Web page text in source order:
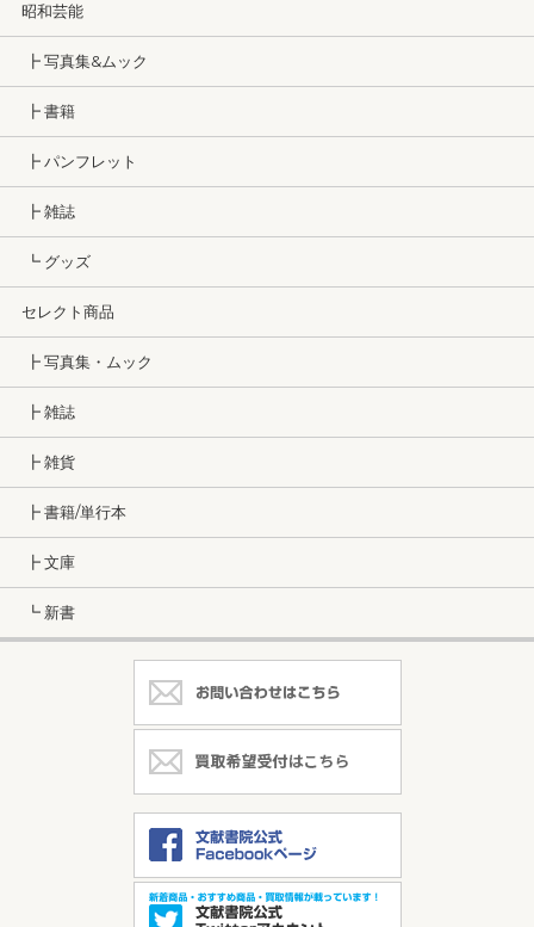
昭和芸能
┣ 写真集&ムック
┣ 書籍
┣ パンフレット
┣ 雑誌
┗ グッズ
セレクト商品
┣ 写真集・ムック
┣ 雑誌
┣ 雑貨
┣ 書籍/単行本
┣ 文庫
┗ 新書